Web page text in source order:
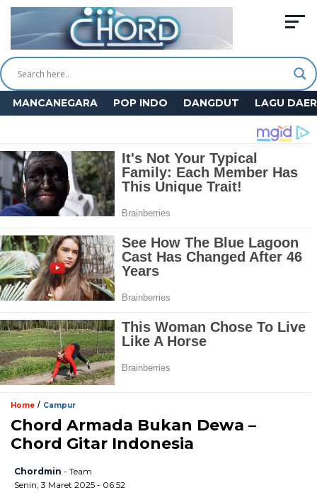
MANCANEGARA POP INDO DANGDUT LAGU
Home / Campur
Chord Armada Bukan Dewa –
Chord Gitar Indonesia
Chordmin - Team
Senin, 3 Maret 2025 - 06:52